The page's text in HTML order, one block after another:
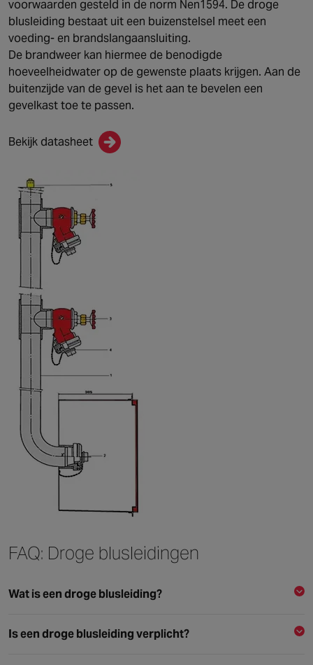
voorwaarden gesteld in de norm Nen1594. De droge
blusleiding bestaat uit een buizenstelsel meet een
voeding- en brandslangaansluiting.
De brandweer kan hiermee de benodigde
hoeveelheidwater op de gewenste plaats krijgen. Aan de
buitenzijde van de gevel is het aan te bevelen een
gevelkast toe te passen.
Bekijk datasheet
FAQ: Droge blusleidingen
Wat is een droge blusleiding?
Een droge blusleiding is een vast aangelegde leiding in
Is een droge blusleiding verplicht?